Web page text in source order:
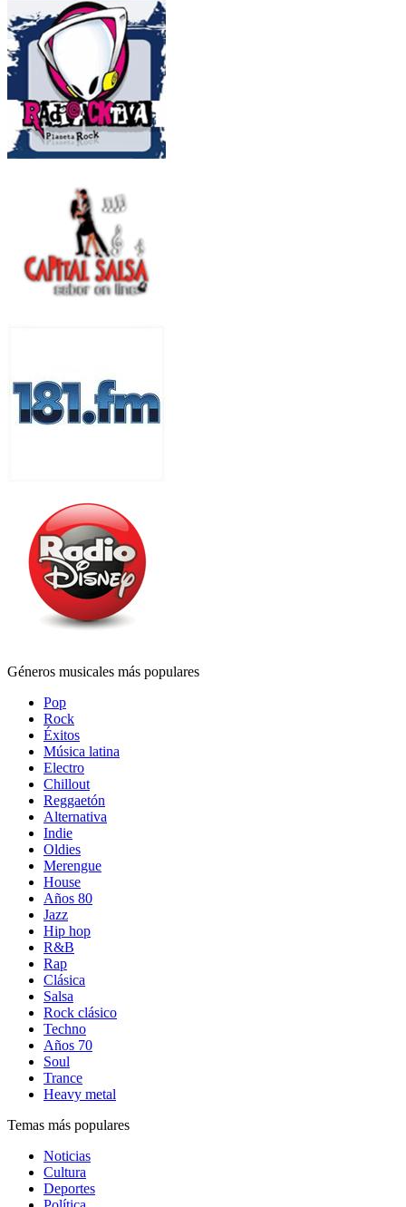
Géneros musicales más populares
Pop
Rock
Éxitos
Música latina
Electro
Chillout
Reggaetón
Alternativa
Indie
Oldies
Merengue
House
Años 80
Jazz
Hip hop
R&B
Rap
Clásica
Salsa
Rock clásico
Techno
Años 70
Soul
Trance
Heavy metal
Temas más populares
Noticias
Cultura
Deportes